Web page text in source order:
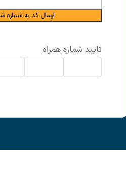
ارسال کد به شماره
تایید شماره همراه